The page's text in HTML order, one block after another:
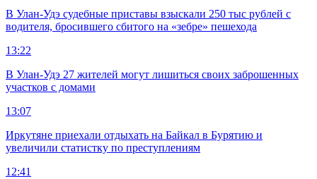
В Улан-Удэ судебные приставы взыскали 250 тыс рублей с
водителя, бросившего сбитого на «зебре» пешехода
13:22
В Улан-Удэ 27 жителей могут лишиться своих заброшенных
участков с домами
13:07
Иркутяне приехали отдыхать на Байкал в Бурятию и
увеличили статистку по преступлениям
12:41